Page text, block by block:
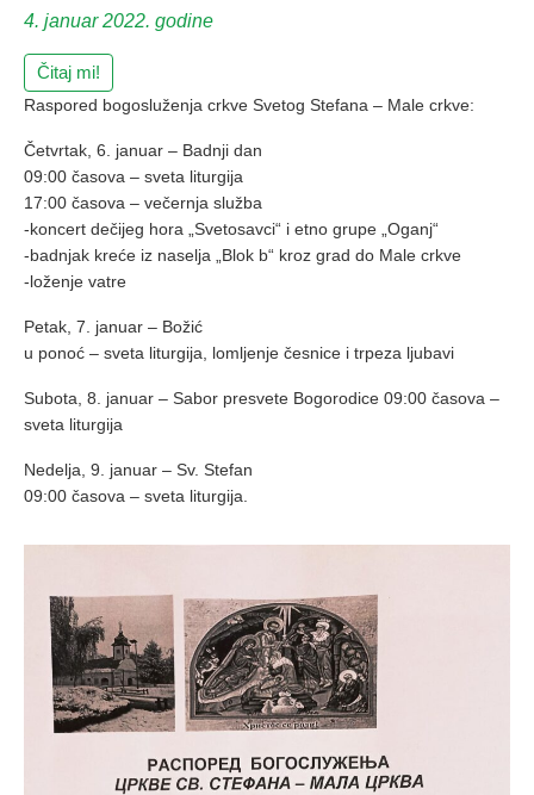
4. januar 2022. godine
Čitaj mi!
Raspored bogosluženja crkve Svetog Stefana – Male crkve:
Četvrtak, 6. januar – Badnji dan
09:00 časova – sveta liturgija
17:00 časova – večernja služba
-koncert dečijeg hora „Svetosavci“ i etno grupe „Oganj“
-badnjak kreće iz naselja „Blok b“ kroz grad do Male crkve
-loženje vatre
Petak, 7. januar – Božić
u ponoć – sveta liturgija, lomljenje česnice i trpeza ljubavi
Subota, 8. januar – Sabor presvete Bogorodice 09:00 časova –
sveta liturgija
Nedelja, 9. januar – Sv. Stefan
09:00 časova – sveta liturgija.